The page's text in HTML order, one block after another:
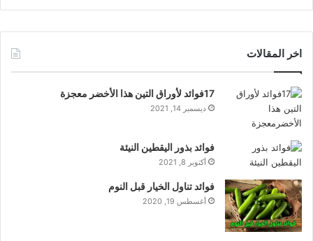
اخر المقالات
17فوائد لأوراق التين هذا الأخضر معجزة
ديسمبر 14, 2021
فوائد بذور اليقطين النيئة
أكتوبر 8, 2021
فوائد تناول الخيار قبل النوم
أغسطس 19, 2020